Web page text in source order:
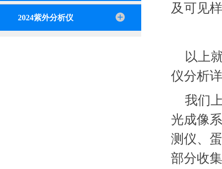
2024紫外分析仪
及可见
以上
仪分析
我们
光成像
测仪、
部分收